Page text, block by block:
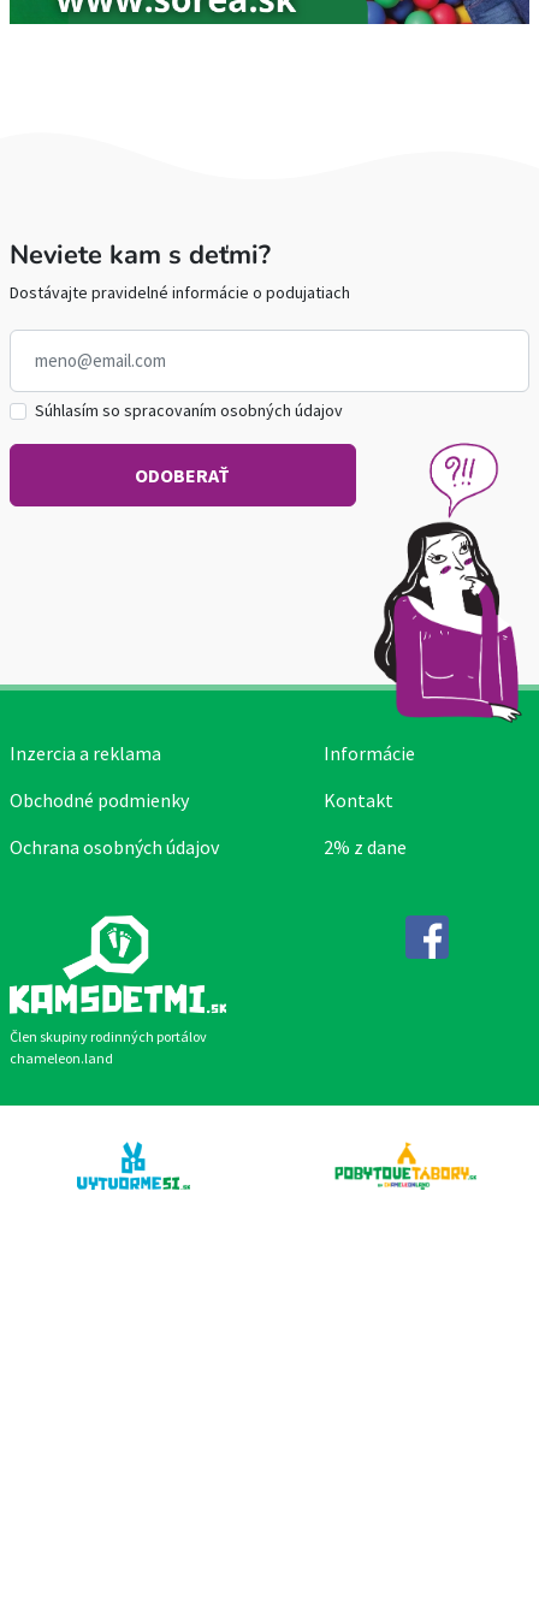
Neviete kam s deťmi?
Dostávajte pravidelné informácie o podujatiach
Súhlasím so spracovaním osobných údajov
Člen skupiny rodinných portálov
chameleon.land
Inzercia a reklama
Obchodné podmienky
Ochrana osobných údajov
Informácie
Kontakt
2% z dane